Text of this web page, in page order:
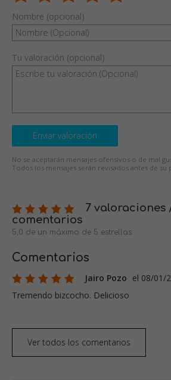
Nombre (opcional)
Tu valoración (opcional)
Enviar valoración
No se aceptarán mensajes ofensivos o de mal
Todos los mensajes serán revisados antes de su
7 valoraciones
comentarios
5,0 de un máximo de 5 estrellas
Comentarios
Jairo Pozo el 08/01/
Tremendo bizcocho. Delicioso
Ver todos los comentarios